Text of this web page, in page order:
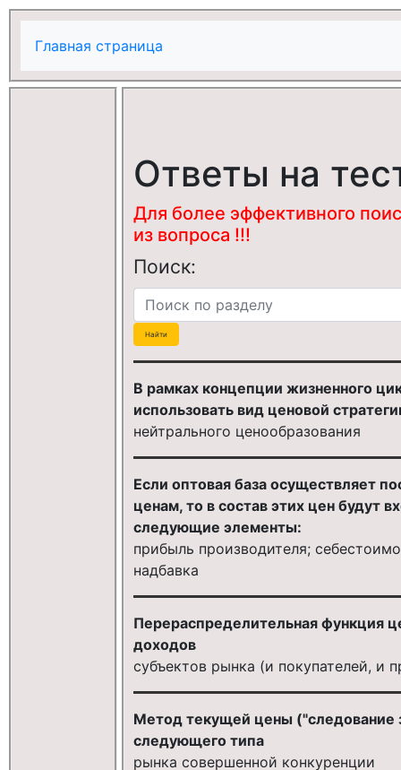
Главная страница
Ответы на
Для более эффективного
из вопроса !!!
Поиск:
В рамках концепции жизненного
использовать вид ценовой
нейтрального ценообразования
Если оптовая база осуществляет
ценам, то в состав этих цен будут
следующие элементы:
прибыль производителя;
надбавка
Перераспределительная функция
доходов
субъектов рынка (и покупателей, и
Метод текущей цены ("следование
следующего типа
рынка совершенной конкуренции